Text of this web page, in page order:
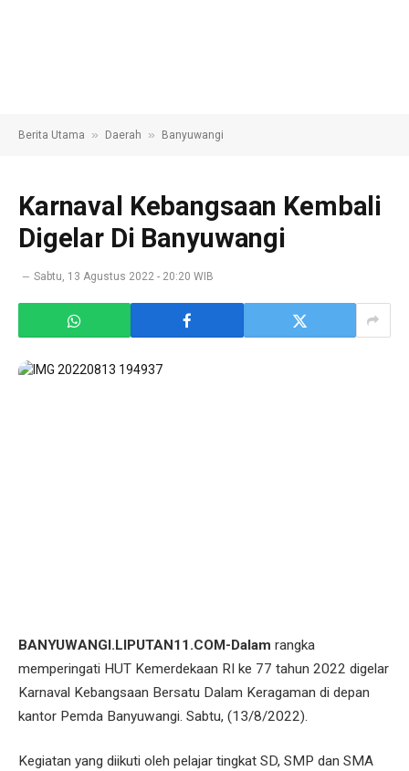
Berita Utama » Daerah » Banyuwangi
Karnaval Kebangsaan Kembali
Digelar Di Banyuwangi
Sabtu, 13 Agustus 2022 - 20:20 WIB
BANYUWANGI.LIPUTAN11.COM-Dalam rangka
memperingati HUT Kemerdekaan RI ke 77 tahun 2022 digelar
Karnaval Kebangsaan Bersatu Dalam Keragaman di depan
kantor Pemda Banyuwangi. Sabtu, (13/8/2022).
Kegiatan yang diikuti oleh pelajar tingkat SD, SMP dan SMA